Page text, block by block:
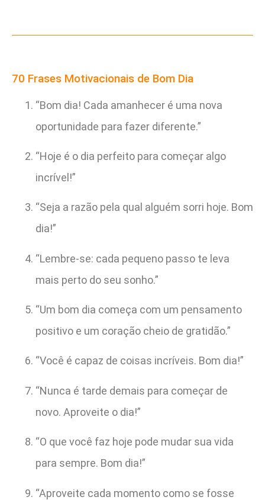
70 Frases Motivacionais de Bom Dia
“Bom dia! Cada amanhecer é uma nova
oportunidade para fazer diferente.”
“Hoje é o dia perfeito para começar algo
incrível!”
“Seja a razão pela qual alguém sorri hoje. Bom
dia!”
“Lembre-se: cada pequeno passo te leva
mais perto do seu sonho.”
“Um bom dia começa com um pensamento
positivo e um coração cheio de gratidão.”
“Você é capaz de coisas incríveis. Bom dia!”
“Nunca é tarde demais para começar de
novo. Aproveite o dia!”
“O que você faz hoje pode mudar sua vida
para sempre. Bom dia!”
“Aproveite cada momento como se fosse